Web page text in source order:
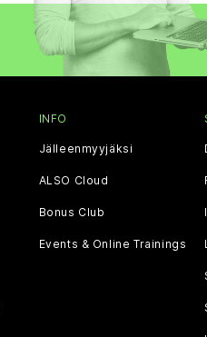
INFO
Jälleenmyyjäksi
ALSO Cloud
Bonus Club
Events & Online Trainings